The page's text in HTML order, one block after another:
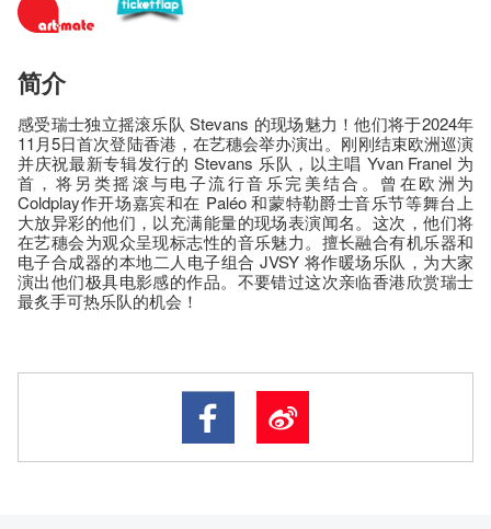
简介
感受瑞士独立摇滚乐队 Stevans 的现场魅力！他们将于2024年
11月5日首次登陆香港，在艺穗会举办演出。刚刚结束欧洲巡演
并庆祝最新专辑发行的 Stevans 乐队，以主唱 Yvan Franel 为
首，将另类摇滚与电子流行音乐完美结合。曾在欧洲为
Coldplay作开场嘉宾和在 Paléo 和蒙特勒爵士音乐节等舞台上
大放异彩的他们，以充满能量的现场表演闻名。这次，他们将
在艺穗会为观众呈现标志性的音乐魅力。擅长融合有机乐器和
电子合成器的本地二人电子组合 JVSY 将作暖场乐队，为大家
演出他们极具电影感的作品。不要错过这次亲临香港欣赏瑞士
最炙手可热乐队的机会！